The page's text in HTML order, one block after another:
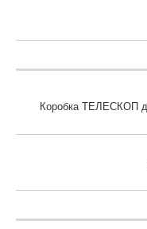
Коробка ТЕЛЕСКОП